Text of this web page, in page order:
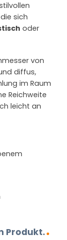
sich
oder
von
diffus,
im Raum
Reichweite
leicht an
Produkt.